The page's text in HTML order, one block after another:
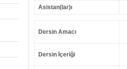
Asistan(lar)ı
Dersin Amacı
Dersin İçeriği